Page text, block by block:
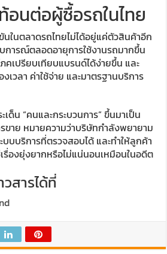
อนต่อผู้ซื้อรถในไทย
นในตลาดรถไทยไม่ได้อยู่แค่ตัวสินค้าอีก
การณ์ตลอดอายุการใช้งานรถมากขึ้น
คเปรียบเทียบแบรนด์ได้ง่ายขึ้น และ
เวลา ค่าใช้จ่าย และมาตรฐานบริการ
ด็น “คนและกระบวนการ” ขึ้นมาเป็น
ขาย หมายความว่าบริษัทกำลังพยายาม
บบบริการที่ตรวจสอบได้ และทำให้ลูกค้า
รื่องยุ่งยากหรือไม่แน่นอนเหมือนในอดีต
สารได้ที่